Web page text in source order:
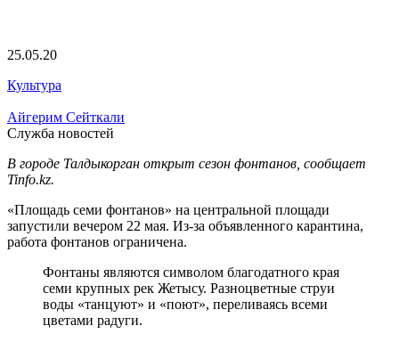
25.05.20
Культура
Айгерим Сейткали
Служба новостей
В городе Талдыкорган открыт сезон фонтанов, сообщает
Tinfo.kz.
«Площадь семи фонтанов» на центральной площади
запустили вечером 22 мая. Из-за объявленного карантина,
работа фонтанов ограничена.
Фонтаны являются символом благодатного края
семи крупных рек Жетысу. Разноцветные струи
воды «танцуют» и «поют», переливаясь всеми
цветами радуги.